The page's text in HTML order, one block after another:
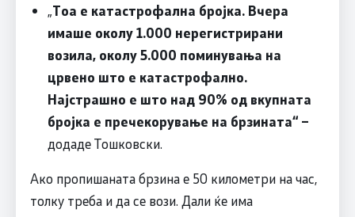
„Тоа е катастрофална бројка. Вчера
имаше околу 1.000 нерегистрирани
возила, околу 5.000 поминувања на
црвено што е катастрофално.
Најстрашно е што над 90% од вкупната
бројка е пречекорување на брзината“ –
додаде Тошковски.
Ако пропишаната брзина е 50 километри на час,
толку треба и да се вози. Дали ќе има